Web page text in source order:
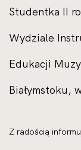
Studentka II
Wydziale
Edukacji
Białymstoku,
Z radością